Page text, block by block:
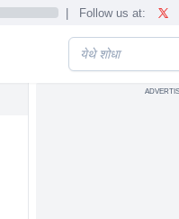
| Follow us at: